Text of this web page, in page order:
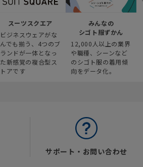
スーツスクエア
ビジネスウェアがな
んでも揃う、4つのブ
ランドが一体となっ
た新感覚の複合型ス
トアです
みんなの
シゴト服ずかん
12,000人以上の業界
や職種、シーンなど
のシゴト服の着用傾
向をデータ化。
サポート・お問い合わせ